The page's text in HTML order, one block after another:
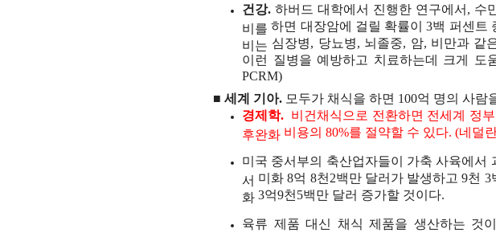
건강. 하버드 대학에서 진행한 연구에서 , 수
비를 하면 대장암에 걸릴 확률이 3백 퍼센트
비는 심장병, 당뇨병, 뇌졸중, 암, 비만과 같
이런
질병을 예방하고 치료하는데 크게 도
PCRM)
■ 세계 기아. 모두가 채식을 하면 100억 명의 사람
경제학. 비건채식으로 전환하면 전세계 정
후완화 비용의 80%를 절약할 수 있다. (네덜
미국 중서부의 축산업자들이 가축 사육에서
서 미화 8억 8천 2백만 달러가 발생하고 9천 3
화 3억9천 5백만 달러 증가할 것이다.
육류 제품 대신 채식 제품을 생산하는 것이